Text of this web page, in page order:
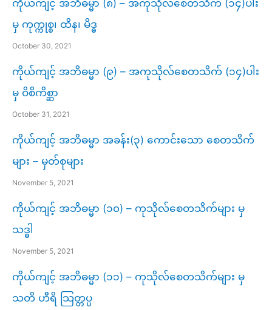
ကိုယ်ကျင့် အဘိဓမ္မာ (၈) – အကုသိုလ်စေတသိက် (၁၄)ပါး
မှ ကုက္ကုစ္စ၊ ထိန၊ မိဒ္ဓ
October 30, 2021
ကိုယ်ကျင့် အဘိဓမ္မာ (၉) – အကုသိုလ်စေတသိက် (၁၄)ပါး
မှ ဝိစိကိစ္ဆာ
October 31, 2021
ကိုယ်ကျင့် အဘိဓမ္မာ အခန်း(၃) ကောင်းသော စေတသိက်
များ – မှတ်စုများ
November 5, 2021
ကိုယ်ကျင့် အဘိဓမ္မာ (၁၀) – ကုသိုလ်စေတသိက်များ မှ
သဒ္ဓါ
November 5, 2021
ကိုယ်ကျင့် အဘိဓမ္မာ (၁၁) – ကုသိုလ်စေတသိက်များ မှ
သတိ ဟီရိ သြတ္တပ္ပ